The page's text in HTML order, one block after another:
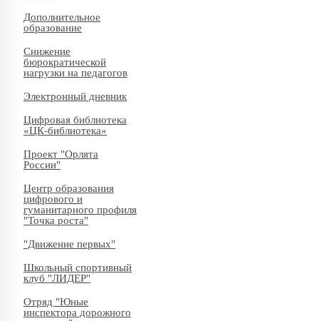
Дополнительное
образование
Снижение
бюрократической
нагрузки на педагогов
Электронный дневник
Цифровая библиотека
«ЦК-библиотека»
Проект "Орлята
России"
Центр образования
цифрового и
гуманитарного профиля
"Точка роста"
"Движение первых"
Школьный спортивный
клуб "ЛИДЕР"
Отряд "Юные
инспектора дорожного